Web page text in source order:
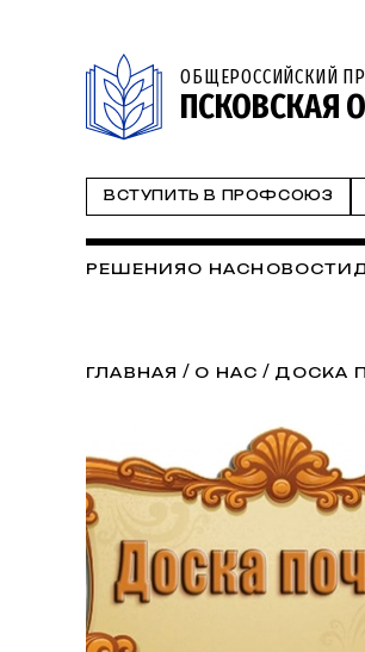
ОБЩЕРОССИЙСКИЙ
ПСКОВСКАЯ
ВСТУПИТЬ В ПРОФСОЮЗ
РЕШЕНИЯ О НАСНОВОСТИ
ГЛАВНАЯ / О НАС / ДОСКА